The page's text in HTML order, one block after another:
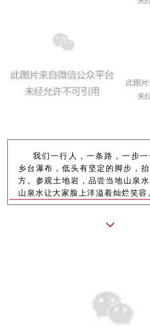
我们一行人，一条路，一步
乡台瀑布，低头有坚定的脚步，
方。参观土地岩，品尝当地山泉
山泉水让大家脸上洋溢着灿烂笑容。